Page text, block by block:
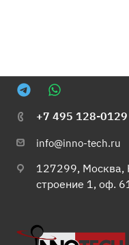
+7 495 128-0129
info@inno-tech.ru
127299, Москва,
строение 1, оф.